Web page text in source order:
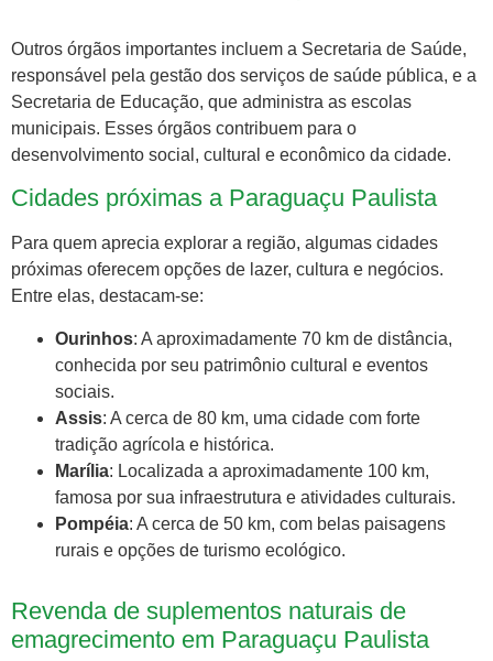
Outros órgãos importantes incluem a Secretaria de Saúde,
responsável pela gestão dos serviços de saúde pública, e a
Secretaria de Educação, que administra as escolas
municipais. Esses órgãos contribuem para o
desenvolvimento social, cultural e econômico da cidade.
Cidades próximas a Paraguaçu Paulista
Para quem aprecia explorar a região, algumas cidades
próximas oferecem opções de lazer, cultura e negócios.
Entre elas, destacam-se:
Ourinhos: A aproximadamente 70 km de distância,
conhecida por seu patrimônio cultural e eventos
sociais.
Assis: A cerca de 80 km, uma cidade com forte
tradição agrícola e histórica.
Marília: Localizada a aproximadamente 100 km,
famosa por sua infraestrutura e atividades culturais.
Pompéia: A cerca de 50 km, com belas paisagens
rurais e opções de turismo ecológico.
Revenda de suplementos naturais de
emagrecimento em Paraguaçu Paulista